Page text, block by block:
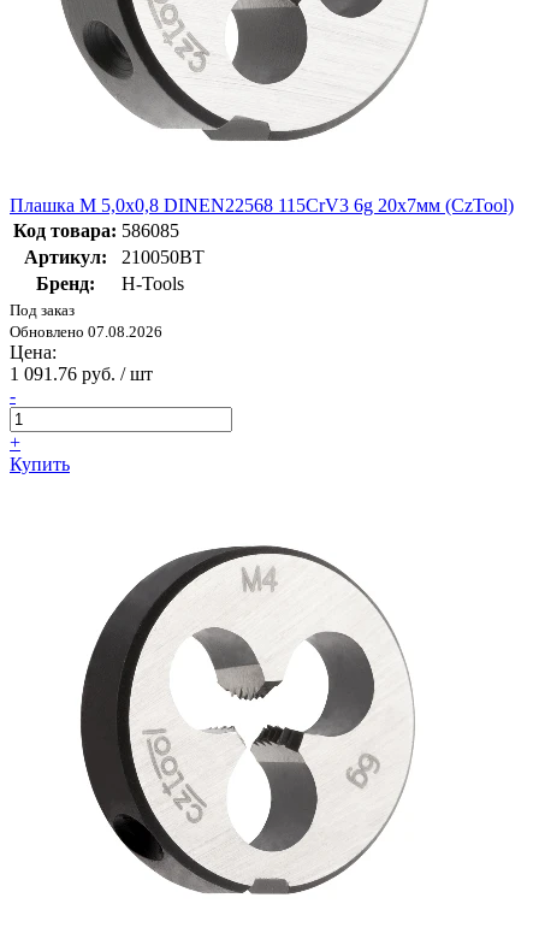
Плашка М 5,0х0,8 DINEN22568 115CrV3 6g 20х7мм (CzTool)
Код товара: 586085
Артикул:
210050BT
Бренд:
H-Tools
Под заказ
Обновлено 07.08.2026
Цена:
1 091.76 руб. / шт
-
+
Купить